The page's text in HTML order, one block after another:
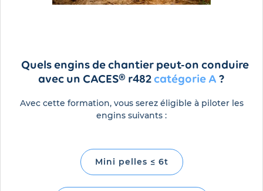
Quels engins de chantier peut-on conduire
avec un CACES® r482catégorie A ?
Avec cette formation, vous serez éligible à piloter les
engins suivants :
Mini pelles ≤ 6t